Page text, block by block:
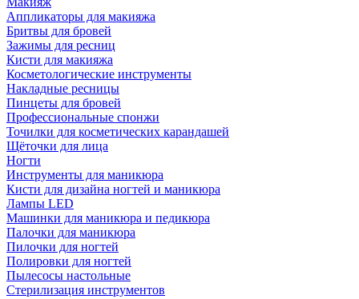
Аппликаторы для макияжа
Бритвы для бровей
Зажимы для ресниц
Кисти для макияжа
Косметологические инструменты
Накладные ресницы
Пинцеты для бровей
Профессиональные спонжи
Точилки для косметических карандашей
Щёточки для лица
Ногти
Инструменты для маникюра
Кисти для дизайна ногтей и маникюра
Лампы LED
Машинки для маникюра и педикюра
Палочки для маникюра
Пилочки для ногтей
Полировки для ногтей
Пылесосы настольные
Стерилизация инструментов